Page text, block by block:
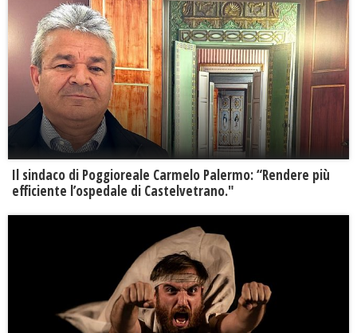
Il sindaco di Poggioreale Carmelo Palermo: “Rendere più
efficiente l’ospedale di Castelvetrano."